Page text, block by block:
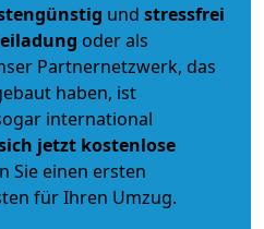
und stressfrei
oder als
Partnernetzwerk, das
haben, ist
international
jetzt kostenlose
Sie einen ersten
für Ihren Umzug.